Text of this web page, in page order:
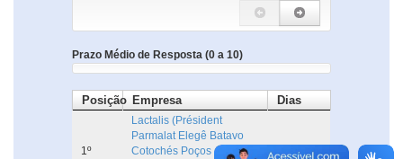
Prazo Médio de Resposta (0 a 10)
Posição Empresa Dias
1º
Lactalis (Président
Parmalat Elegê Batavo
Cotochés Poços de
0.0